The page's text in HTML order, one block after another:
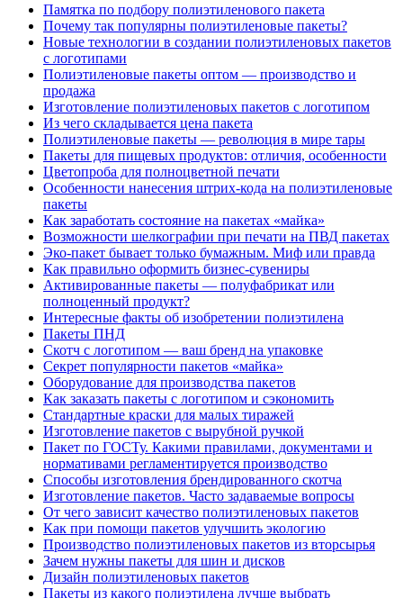
Памятка по подбору полиэтиленового пакета
Почему так популярны полиэтиленовые пакеты?
Новые технологии в создании полиэтиленовых пакетов
с логотипами
Полиэтиленовые пакеты оптом — производство и
продажа
Изготовление полиэтиленовых пакетов с логотипом
Из чего складывается цена пакета
Полиэтиленовые пакеты — революция в мире тары
Пакеты для пищевых продуктов: отличия, особенности
Цветопроба для полноцветной печати
Особенности нанесения штрих-кода на полиэтиленовые
пакеты
Как заработать состояние на пакетах «майка»
Возможности шелкографии при печати на ПВД пакетах
Эко-пакет бывает только бумажным. Миф или правда
Как правильно оформить бизнес-сувениры
Активированные пакеты — полуфабрикат или
полноценный продукт?
Интересные факты об изобретении полиэтилена
Пакеты ПНД
Скотч с логотипом — ваш бренд на упаковке
Секрет популярности пакетов «майка»
Оборудование для производства пакетов
Как заказать пакеты с логотипом и сэкономить
Стандартные краски для малых тиражей
Изготовление пакетов с вырубной ручкой
Пакет по ГОСТу. Какими правилами, документами и
нормативами регламентируется производство
Способы изготовления брендированного скотча
Изготовление пакетов. Часто задаваемые вопросы
От чего зависит качество полиэтиленовых пакетов
Как при помощи пакетов улучшить экологию
Производство полиэтиленовых пакетов из вторсырья
Зачем нужны пакеты для шин и дисков
Дизайн полиэтиленовых пакетов
Пакеты из какого полиэтилена лучше выбрать